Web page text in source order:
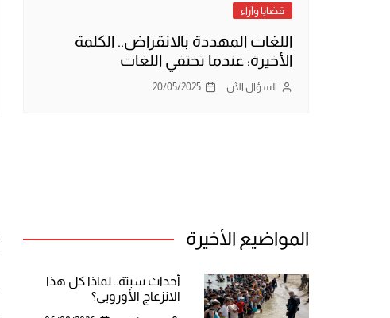
قضايا وآراء
اللغات المهددة بالانقراض.. الكلمة
الأخيرة: عندما تختفي اللغات
السؤال الآن 20/05/2025
المواضيع الأخيرة
أحداث سبتة.. لماذا كل هذا
الانزعاج الأوروبي؟